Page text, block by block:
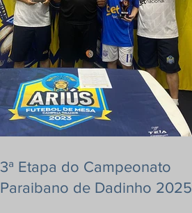
3ª Etapa do Campeonato
Paraibano de Dadinho 2025